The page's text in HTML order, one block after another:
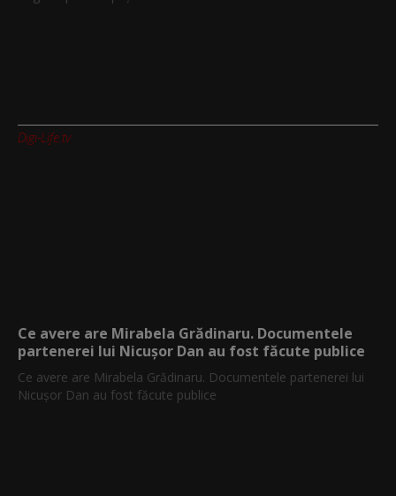
Digi-Life.tv
Ce avere are Mirabela Grădinaru. Documentele
partenerei lui Nicușor Dan au fost făcute publice
Ce avere are Mirabela Grădinaru. Documentele partenerei lui
Nicușor Dan au fost făcute publice